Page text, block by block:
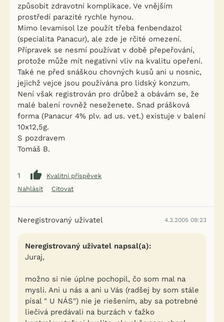
způsobit zdravotní komplikace. Ve vnějším
prostředí parazité rychle hynou.
Mimo levamisol lze použít třeba fenbendazol
(specialita Panacur), ale zde je rčité omezení.
Přípravek se nesmí používat v době přepeřování,
protože může mít negativní vliv na kvalitu opeření.
Také ne před snáškou chovných kusů ani u nosnic,
jejichž vejce jsou používána pro lidský konzum.
Není však registrován pro drůbež a obávám se, že
malé balení rovněž neseženete. Snad prášková
forma (Panacur 4% plv. ad us. vet.) existuje v balení
10x12,5g.
S pozdravem
Tomáš B.
1
Kvalitní příspěvek
Nahlásit
Citovat
Neregistrovaný uživatel 4.3.2005 09:23
Neregistrovaný uživatel napsal(a):
Juraj,
možno si nie úplne pochopil, čo som mal na
mysli. Ani u nás a ani u Vás (radšej by som stále
písal " U NÁS") nie je riešením, aby sa potrebné
liečivá predávali na burzách v ťažko